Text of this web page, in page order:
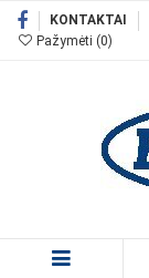
KONTAKTAI
Pažymėti (0)